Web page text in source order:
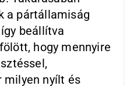
a pártállamiság
beállítva
hogy mennyire
milyen nyílt és